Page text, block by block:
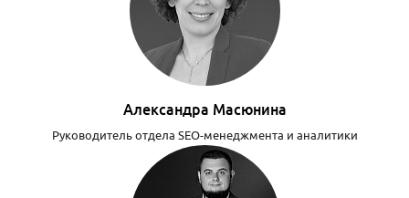
Александра Масюнина
Руководитель отдела SEO-менеджмента и аналитики